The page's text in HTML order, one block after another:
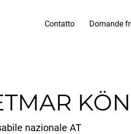
Contatto Domande
nazionale AT